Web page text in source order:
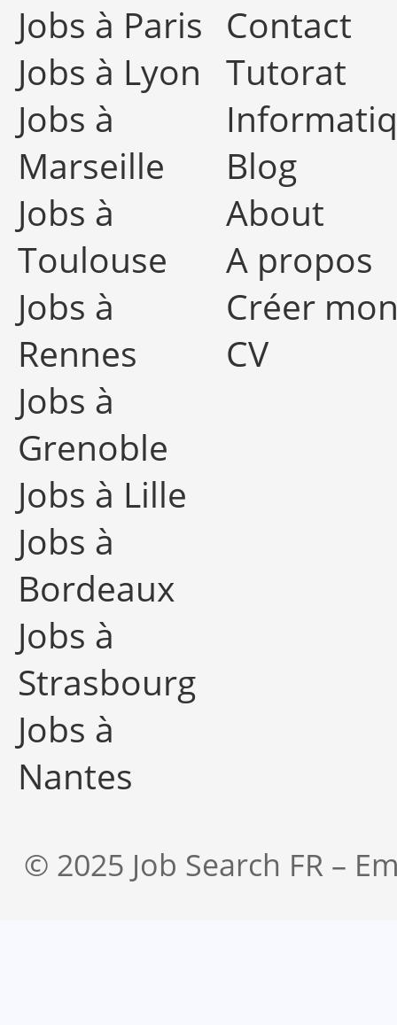
Jobs à Paris
Jobs à Lyon
Jobs à
Marseille
Jobs à
Toulouse
Jobs à
Rennes
Jobs à
Grenoble
Jobs à Lille
Jobs à
Bordeaux
Jobs à
Strasbourg
Jobs à
Nantes
Contact
Tutorat
Blog
About
A propos
Créer
CV
© 2025 Job Search FR –